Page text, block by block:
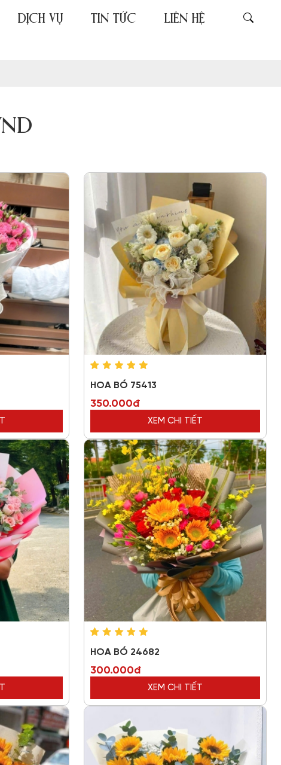
DỊCH VỤ TIN TỨC LIÊN HỆ
HOA BÓ 75413
350.000đ
XEM CHI TIẾT
HOA BÓ 24682
300.000đ
XEM CHI TIẾT